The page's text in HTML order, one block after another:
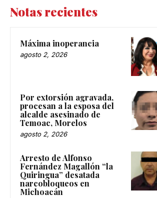
Notas recientes
Máxima inoperancia
agosto 2, 2026
Por extorsión agravada,
procesan a la esposa del
alcalde asesinado de
Temoac, Morelos
agosto 2, 2026
Arresto de Alfonso
Fernández Magallón “la
Quiringua” desatada
narcobloqueos en
Michoacán